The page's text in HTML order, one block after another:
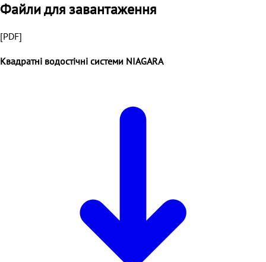
Файли для завантаження
[PDF]
Квадратні водостічні системи NIAGARA